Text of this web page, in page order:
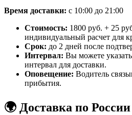
Время доставки: с 10:00 до 21:00
Стоимость: 1800 руб. + 25
индивидуальный расчет для
Срок: до 2 дней после
Интервал: Вы можете
интервал для доставки.
Оповещение: Водитель
прибытия.
🌍 Доставка по